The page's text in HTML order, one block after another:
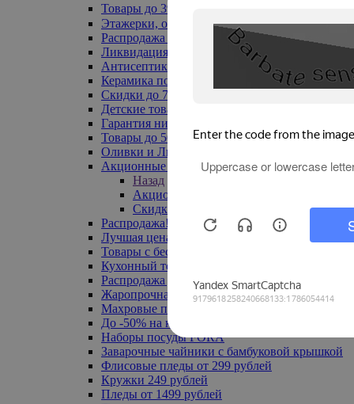
Товары до 399₽
Этажерки, обувницы
Распродажа текстиля до -50%
Ликвидация до -70%
Антисептики
Керамика по 129 руб
Скидки до 70%
Детские товары
Гарантия низкой цены
Товары до 500 руб
Оливки и Лимоны
Акционные товары
Назад
Акционные товары
Скидка 20% по промокоду
Распродажа! Ульяновск до -70%
Лучшая цена
Товары с бесплатной доставкой
Кухонный текстиль
Распродажа до -50%
Жаропрочная посуда
Махровые полотенца
До -50% на ковры
Наборы посуды FORA
Заварочные чайники с бамбуковой крышкой
Флисовые пледы от 299 рублей
Кружки 249 рублей
Пледы от 1499 рублей